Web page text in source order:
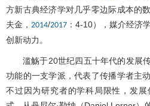
方新古典经济学对几乎零边际成本的
夫金， 2014/2017 ：4-10），媒介经济
创新动力。
滥觞于20世纪四五十年代的发展
功能的一支学派，代表了传播学者主
不过因为研究者的学科局限性，发